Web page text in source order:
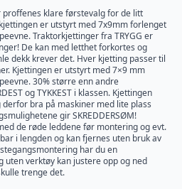
proffenes klare førstevalg for de litt
er utstyrt med 7x9mm forlenget
Traktorkjettinger fra TRYGG er
De kan med letthet forkortes og
dekk krever det. Hver kjetting passer til
Kjettingen er utstyrt med 7×9 mm
30% større enn andre
og TYKKEST i klassen. Kjettingen
bra på maskiner med lite plass
gir SKREDDERSØM!
de røde leddene før montering og evt.
i lengden og kan fjernes uten bruk av
har du en
uten verktøy kan justere opp og ned
trenge det.